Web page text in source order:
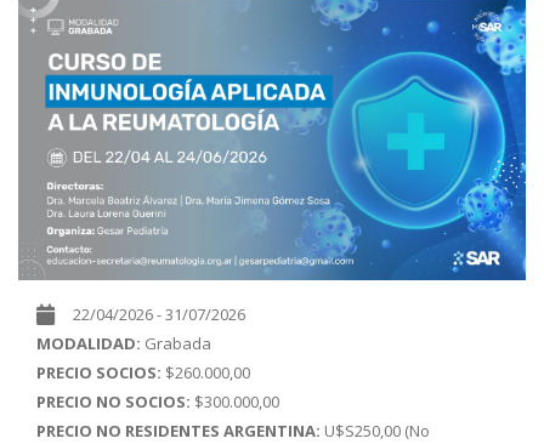
22/04/2026 - 31/07/2026
MODALIDAD: Grabada
PRECIO SOCIOS: $260.000,00
PRECIO NO SOCIOS: $300.000,00
PRECIO NO RESIDENTES ARGENTINA: U$S250,00 (No